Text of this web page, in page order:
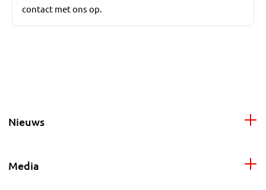
contact met ons op.
Nieuws
Media